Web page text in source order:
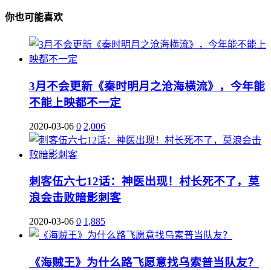
你也可能喜欢
3月不会更新《秦时明月之沧海横流》，今年能
不能上映都不一定
2020-03-06 0 2,006
刺客伍六七12话：神医出现！村长死不了，莫
浪会击败暗影刺客
2020-03-06 0 1,885
《海贼王》为什么路飞愿意找乌索普当队友？